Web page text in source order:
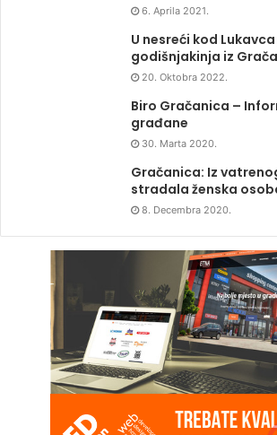
6. Aprila 2021.
U nesreći kod
godišnjakinja iz
20. Oktobra 2022.
Biro Gračanica –
građane
30. Marta 2020.
Gračanica: Iz
stradala ženska
8. Decembra 2020.